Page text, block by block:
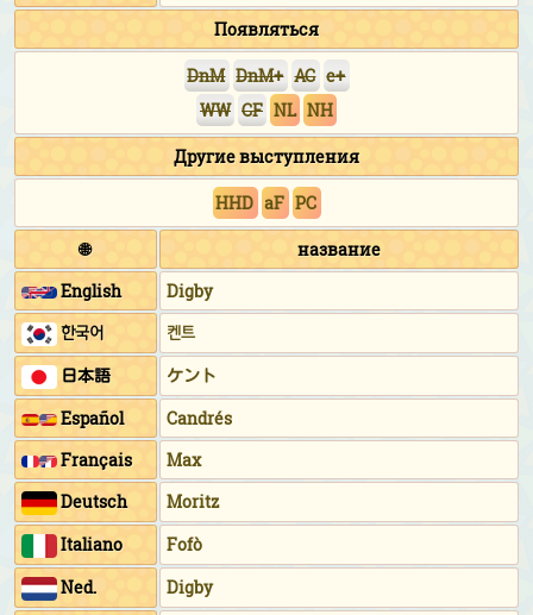
Появляться
DnM DnM+ AC e+
WW CF NL NH
Другие выступления
HHD aF PC
🌐
название
English
Digby
한국어
켄트
日本語
ケント
Español
Candrés
Français
Max
Deutsch
Moritz
Italiano
Fofò
Ned.
Digby